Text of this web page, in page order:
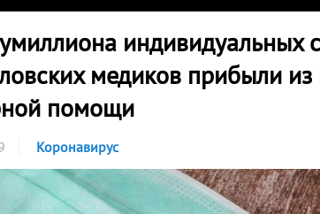
индивидуальных
медиков прибыли из
помощи
Коронавирус